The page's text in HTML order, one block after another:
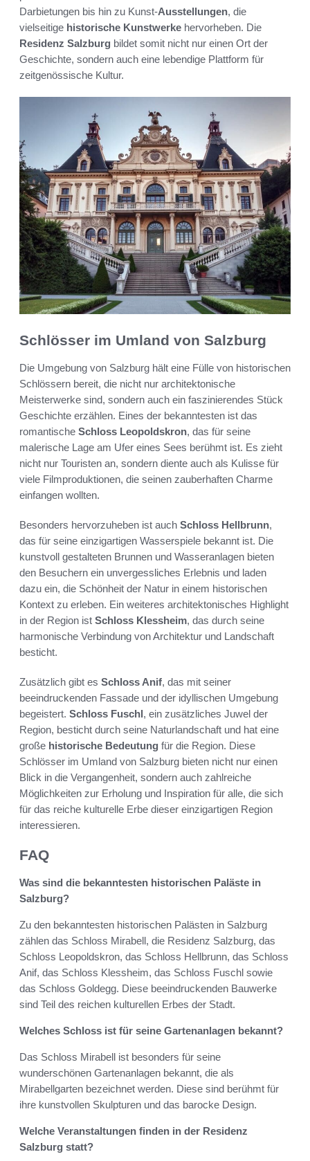
Darbietungen bis hin zu Kunst-Ausstellungen, die
vielseitige historische Kunstwerke hervorheben. Die
Residenz Salzburg bildet somit nicht nur einen Ort der
Geschichte, sondern auch eine lebendige Plattform für
zeitgenössische Kultur.
Schlösser im Umland von Salzburg
Die Umgebung von Salzburg hält eine Fülle von historischen
Schlössern bereit, die nicht nur architektonische
Meisterwerke sind, sondern auch ein faszinierendes Stück
Geschichte erzählen. Eines der bekanntesten ist das
romantische Schloss Leopoldskron, das für seine
malerische Lage am Ufer eines Sees berühmt ist. Es zieht
nicht nur Touristen an, sondern diente auch als Kulisse für
viele Filmproduktionen, die seinen zauberhaften Charme
einfangen wollten.
Besonders hervorzuheben ist auch Schloss Hellbrunn,
das für seine einzigartigen Wasserspiele bekannt ist. Die
kunstvoll gestalteten Brunnen und Wasseranlagen bieten
den Besuchern ein unvergessliches Erlebnis und laden
dazu ein, die Schönheit der Natur in einem historischen
Kontext zu erleben. Ein weiteres architektonisches Highlight
in der Region ist Schloss Klessheim, das durch seine
harmonische Verbindung von Architektur und Landschaft
besticht.
Zusätzlich gibt es Schloss Anif, das mit seiner
beeindruckenden Fassade und der idyllischen Umgebung
begeistert. Schloss Fuschl, ein zusätzliches Juwel der
Region, besticht durch seine Naturlandschaft und hat eine
große historische Bedeutung für die Region. Diese
Schlösser im Umland von Salzburg bieten nicht nur einen
Blick in die Vergangenheit, sondern auch zahlreiche
Möglichkeiten zur Erholung und Inspiration für alle, die sich
für das reiche kulturelle Erbe dieser einzigartigen Region
interessieren.
FAQ
Was sind die bekanntesten historischen Paläste in
Salzburg?
Zu den bekanntesten historischen Palästen in Salzburg
zählen das Schloss Mirabell, die Residenz Salzburg, das
Schloss Leopoldskron, das Schloss Hellbrunn, das Schloss
Anif, das Schloss Klessheim, das Schloss Fuschl sowie
das Schloss Goldegg. Diese beeindruckenden Bauwerke
sind Teil des reichen kulturellen Erbes der Stadt.
Welches Schloss ist für seine Gartenanlagen bekannt?
Das Schloss Mirabell ist besonders für seine
wunderschönen Gartenanlagen bekannt, die als
Mirabellgarten bezeichnet werden. Diese sind berühmt für
ihre kunstvollen Skulpturen und das barocke Design.
Welche Veranstaltungen finden in der Residenz
Salzburg statt?